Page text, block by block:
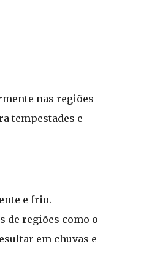
nas regiões
tempestades e
e frio.
de regiões como o
em chuvas e